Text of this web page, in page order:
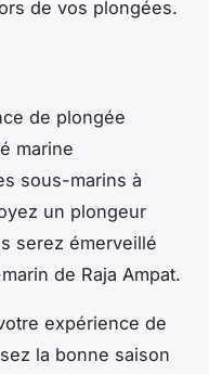
de vos plongées.
de plongée
marine
sous-marins à
un plongeur
serez émerveillé
de Raja Ampat.
expérience de
la bonne saison